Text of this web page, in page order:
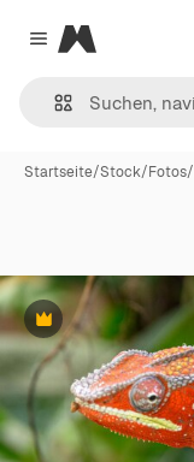
Close menu
Magnific
Startseite/Stock/Fotos/
Premium